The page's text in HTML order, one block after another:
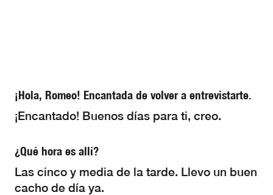
¡Hola, Romeo! Encantada de volver a entrevistarte.
¡Encantado! Buenos días para ti, creo.
¿Qué hora es allí?
Las cinco y media de la tarde. Llevo un buen
cacho de día ya.